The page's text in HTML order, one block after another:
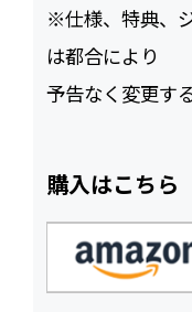
※仕様、特典、
は都合により
予告なく変更す
購入はこちら